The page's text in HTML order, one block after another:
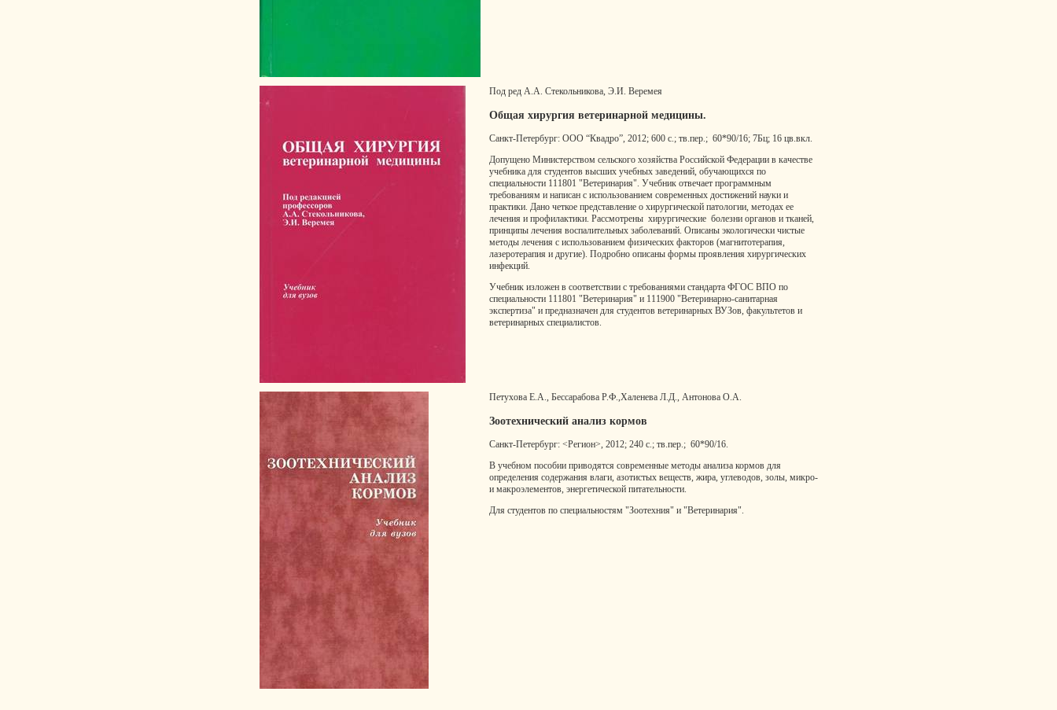
Под ред А.А. Стекольникова, Э.И. Веремея
Общая хирургия ветеринарной медицины.
Санкт-Петербург: ООО “Квадро”, 2012; 600 с.; тв.пер.; 60*90/16; 7Бц; 16 цв.вкл.
Допущено Министерством сельского хозяйства Российской Федерации в качестве
учебника для студентов высших учебных заведений, обучающихся по
специальности 111801 "Ветеринария". Учебник отвечает программным
требованиям и написан с использованием современных достижений науки и
практики. Дано четкое представление о хирургической патологии, методах ее
лечения и профилактики. Рассмотрены хирургические болезни органов и тканей,
принципы лечения воспалительных заболеваний. Описаны экологически чистые
методы лечения с использованием физических факторов (магнитотерапия,
лазеротерапия и другие). Подробно описаны формы проявления хирургических
инфекций.
Учебник изложен в соответствии с требованиями стандарта ФГОС ВПО по
специальности 111801 "Ветеринария" и 111900 "Ветеринарно-санитарная
экспертиза" и предназначен для студентов ветеринарных ВУЗов, факультетов и
ветеринарных специалистов.
Петухова Е.А., Бессарабова Р.Ф.,Халенева Л.Д., Антонова О.А.
Зоотехнический анализ кормов
Санкт-Петербург: <Регион>, 2012; 240 с.; тв.пер.; 60*90/16.
В учебном пособии приводятся современные методы анализа кормов для
определения содержания влаги, азотистых веществ, жира, углеводов, золы, микро-
и макроэлементов, энергетической питательности.
Для студентов по специальностям "Зоотехния" и "Ветеринария".